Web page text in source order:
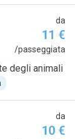
da
11 €
/passeggiata
degli animali
da
10 €